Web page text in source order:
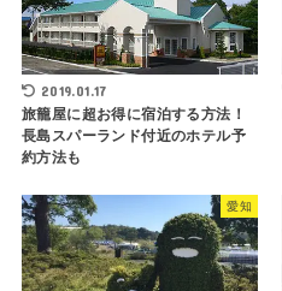
2019.01.17
旅籠屋に超お得に宿泊する方法！
長島スパーランド付近のホテル予
約方法も
愛知